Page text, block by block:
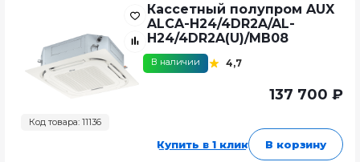
Код товара: 11136
Кассетный полупром AUX
ALCA-H24/4DR2A/AL-
H24/4DR2A(U)/MB08
В наличии 4,7
137 700 ₽
Купить в 1 клик В корзину